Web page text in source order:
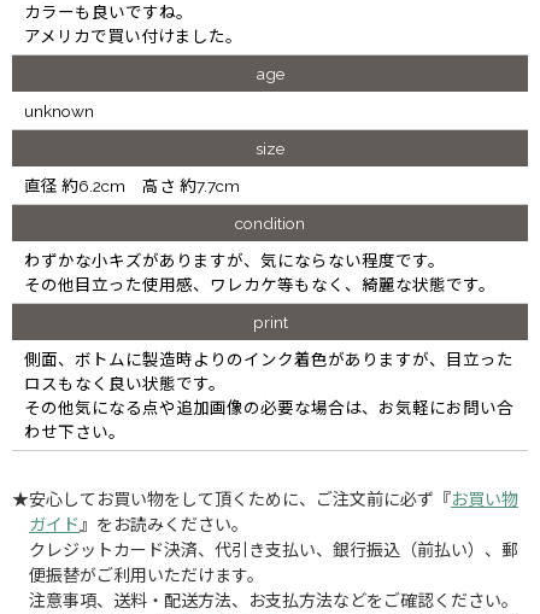
カラーも良いですね。
アメリカで買い付けました。
age
unknown
size
直径 約6.2cm 高さ 約7.7cm
condition
わずかな小キズがありますが、気にならない程度です。
その他目立った使用感、ワレカケ等もなく、綺麗な状態です。
print
側面、ボトムに製造時よりのインク着色がありますが、目立った
ロスもなく良い状態です。
その他気になる点や追加画像の必要な場合は、お気軽にお問い合
わせ下さい。
★安心してお買い物をして頂くために、ご注文前に必ず『お買い物
ガイド 』をお読みください。
クレジットカード決済、代引き支払い、銀行振込（前払い）、郵
便振替がご利用いただけます。
注意事項、送料・配送方法、お支払方法などをご確認ください。